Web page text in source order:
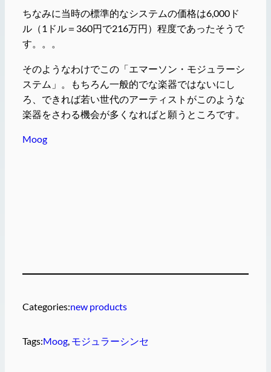
ちなみに当時の標準的なシステムの価格は6,000ド
ル（1ドル＝360円で216万円）程度であったそうで
す。。。
そのようなわけでこの「エマーソン・モジュラーシ
ステム」。もちろん一般的でな楽器ではないにし
ろ、できれば若い世代のアーティストがこのような
楽器をさわる機会が多くなればと願うところです。
Moog
Categories:new products
Tags:Moog, モジュラーシンセ